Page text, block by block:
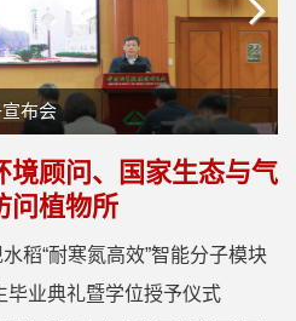
布会
境顾问、国家生态与气
问植物所
稻“耐寒氮高效”智能分子模块
业典礼暨学位授予仪式